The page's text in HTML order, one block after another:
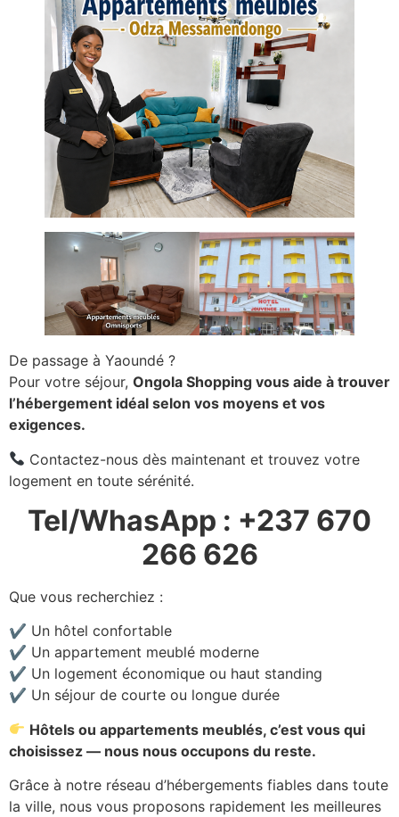
De passage à Yaoundé ?
Pour votre séjour, Ongola Shopping vous aide à trouver
l’hébergement idéal selon vos moyens et vos
exigences.
Contactez-nous dès maintenant et trouvez votre
logement en toute sérénité.
Tel/WhasApp : +237 670
266 626
Que vous recherchiez :
✔ Un hôtel confortable
✔ Un appartement meublé moderne
✔ Un logement économique ou haut standing
✔ Un séjour de courte ou longue durée
Hôtels ou appartements meublés, c’est vous qui
choisissez — nous nous occupons du reste.
Grâce à notre réseau d’hébergements fiables dans toute
la ville, nous vous proposons rapidement les meilleures